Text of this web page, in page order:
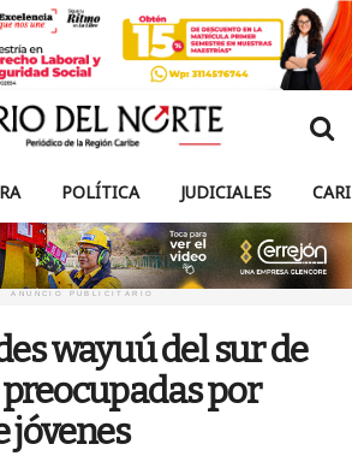
POLÍTICA JUDICIALES
ANUNCIO PUBLICITARIO
wayuú del sur de
por
jóvenes